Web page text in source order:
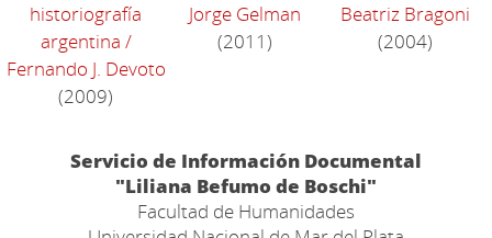
historiografía
argentina /
Fernando J. Devoto
(2009)
Jorge Gelman
(2011)
Beatriz Bragoni
(2004)
Servicio de Información Documental
"Liliana Befumo de Boschi"
Facultad de Humanidades